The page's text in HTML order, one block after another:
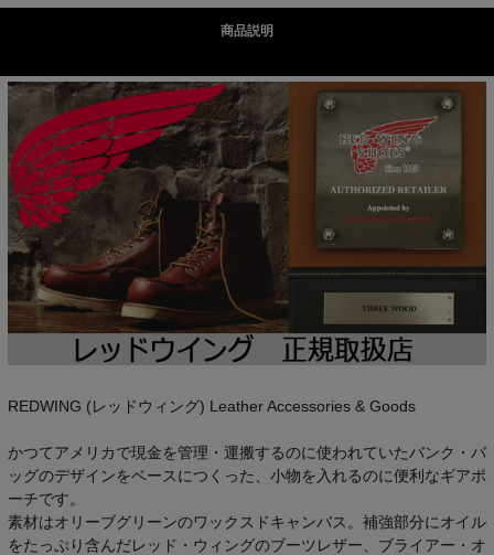
商品説明
REDWING (レッドウィング) Leather Accessories & Goods
かつてアメリカで現金を管理・運搬するのに使われていたバンク・バ
ッグのデザインをベースにつくった、小物を入れるのに便利なギアポ
ーチです。
素材はオリーブグリーンのワックスドキャンバス。補強部分にオイル
をたっぷり含んだレッド・ウィングのブーツレザー、ブライアー・オ